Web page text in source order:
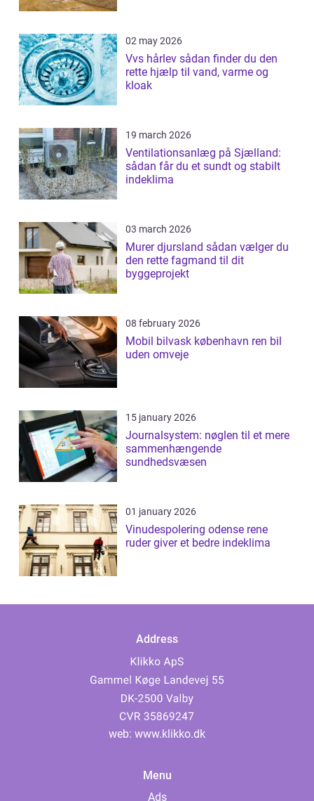
02 may 2026
Vvs hårlev sådan finder du den
rette hjælp til vand, varme og
kloak
19 march 2026
Ventilationsanlæg på Sjælland:
sådan får du et sundt og stabilt
indeklima
03 march 2026
Murer djursland sådan vælger du
den rette fagmand til dit
byggeprojekt
08 february 2026
Mobil bilvask københavn ren bil
uden omveje
15 january 2026
Journalsystem: nøglen til et mere
sammenhængende
sundhedsvæsen
01 january 2026
Vinudespolering odense rene
ruder giver et bedre indeklima
Address
web: www.klikko.dk
Menu
Ads